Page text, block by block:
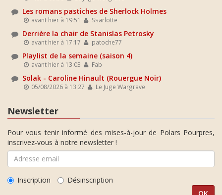
Les romans pastiches de Sherlock Holmes
avant hier à 19:51 Ssarlotte
Derrière la chair de Stanislas Petrosky
avant hier à 17:17 patoche77
Playlist de la semaine (saison 4)
avant hier à 13:03 Fab
Solak - Caroline Hinault (Rouergue Noir)
05/08/2026 à 13:27 Le Juge Wargrave
Newsletter
Pour vous tenir informé des mises-à-jour de Polars Pourpres,
inscrivez-vous à notre newsletter !
Inscription Désinscription